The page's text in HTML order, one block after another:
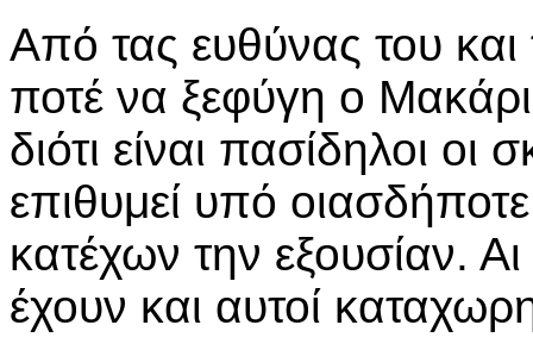
Από τας ευθύνας του
ποτέ να ξεφύγη ο
διότι είναι πασίδηλοι οι
επιθυμεί υπό
κατέχων την εξουσίαν.
έχουν και αυτοί